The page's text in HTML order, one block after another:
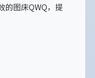
的图床QWQ，提